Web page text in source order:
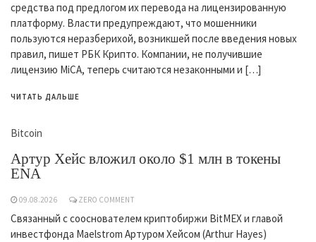
средства под предлогом их перевода на лицензированную
платформу. Власти предупреждают, что мошенники
пользуются неразберихой, возникшей после введения новых
правил, пишет РБК Крипто. Компании, не получившие
лицензию MiCA, теперь считаются незаконными и […]
ЧИТАТЬ ДАЛЬШЕ
Bitcoin
Артур Хейс вложил около $1 млн в токены
ENA
09.08.2026 ZERO COMMENT
Связанный с сооснователем криптобиржи BitMEX и главой
инвестфонда Maelstrom Артуром Хейсом (Arthur Hayes)